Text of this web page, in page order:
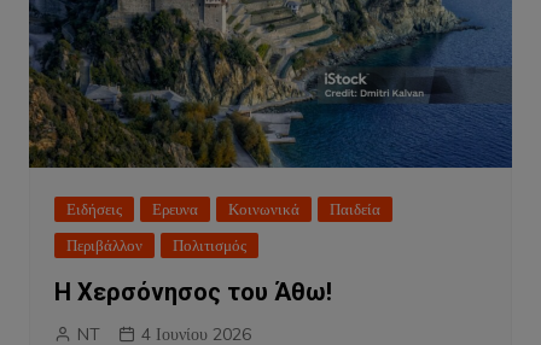
Ειδήσεις Ερευνα Κοινωνικά
Παιδεία
Περιβάλλον
Πολιτισμός
Η Χερσόνησος του Άθω!
NT 4 Ιουνίου 2026